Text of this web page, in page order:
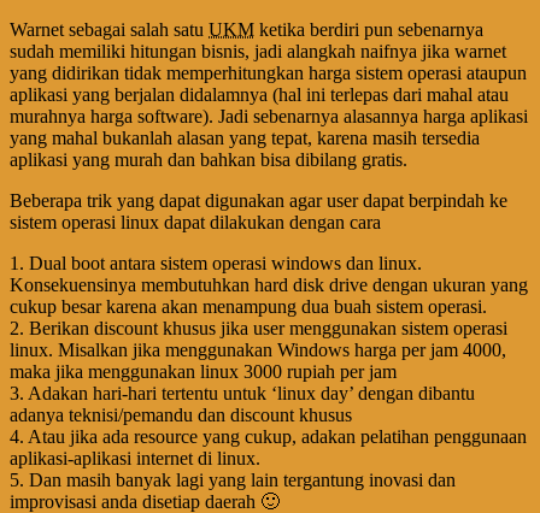
Warnet sebagai salah satu UKM ketika berdiri pun sebenarnya
sudah memiliki hitungan bisnis, jadi alangkah naifnya jika warnet
yang didirikan tidak memperhitungkan harga sistem operasi ataupun
aplikasi yang berjalan didalamnya (hal ini terlepas dari mahal atau
murahnya harga software). Jadi sebenarnya alasannya harga aplikasi
yang mahal bukanlah alasan yang tepat, karena masih tersedia
aplikasi yang murah dan bahkan bisa dibilang gratis.
Beberapa trik yang dapat digunakan agar user dapat berpindah ke
sistem operasi linux dapat dilakukan dengan cara
1. Dual boot antara sistem operasi windows dan linux.
Konsekuensinya membutuhkan hard disk drive dengan ukuran yang
cukup besar karena akan menampung dua buah sistem operasi.
2. Berikan discount khusus jika user menggunakan sistem operasi
linux. Misalkan jika menggunakan Windows harga per jam 4000,
maka jika menggunakan linux 3000 rupiah per jam
3. Adakan hari-hari tertentu untuk ‘linux day’ dengan dibantu
adanya teknisi/pemandu dan discount khusus
4. Atau jika ada resource yang cukup, adakan pelatihan penggunaan
aplikasi-aplikasi internet di linux.
5. Dan masih banyak lagi yang lain tergantung inovasi dan
improvisasi anda disetiap daerah 🙂